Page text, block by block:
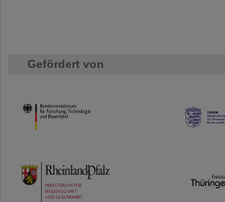
Gefördert von
HMWK
TMWWDG